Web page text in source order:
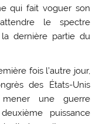
qui fait voguer son
le spectre
dernière partie du
fois l’autre jour,
des États-Unis
une guerre
puissance